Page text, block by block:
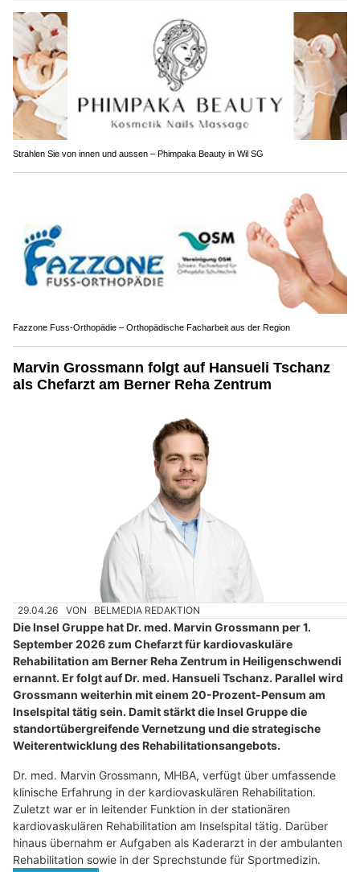
Strahlen Sie von innen und aussen – Phimpaka Beauty in Wil SG
Fazzone Fuss-Orthopädie – Orthopädische Facharbeit aus der Region
Marvin Grossmann folgt auf Hansueli Tschanz
als Chefarzt am Berner Reha Zentrum
29.04.26 VON BELMEDIA REDAKTION
Die Insel Gruppe hat Dr. med. Marvin Grossmann per 1.
September 2026 zum Chefarzt für kardiovaskuläre
Rehabilitation am Berner Reha Zentrum in Heiligenschwendi
ernannt. Er folgt auf Dr. med. Hansueli Tschanz. Parallel wird
Grossmann weiterhin mit einem 20-Prozent-Pensum am
Inselspital tätig sein. Damit stärkt die Insel Gruppe die
standortübergreifende Vernetzung und die strategische
Weiterentwicklung des Rehabilitationsangebots.
Dr. med. Marvin Grossmann, MHBA, verfügt über umfassende
klinische Erfahrung in der kardiovaskulären Rehabilitation.
Zuletzt war er in leitender Funktion in der stationären
kardiovaskulären Rehabilitation am Inselspital tätig. Darüber
hinaus übernahm er Aufgaben als Kaderarzt in der ambulanten
Rehabilitation sowie in der Sprechstunde für Sportmedizin.